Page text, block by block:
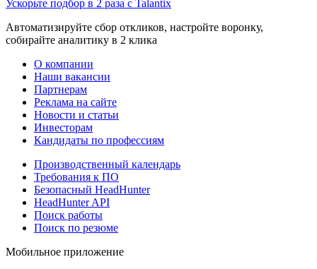
Ускорьте подбор в 2 раза с Talantix
Автоматизируйте сбор откликов, настройте воронку,
собирайте аналитику в 2 клика
О компании
Наши вакансии
Партнерам
Реклама на сайте
Новости и статьи
Инвесторам
Кандидаты по профессиям
Производственный календарь
Требования к ПО
Безопасный HeadHunter
HeadHunter API
Поиск работы
Поиск по резюме
Мобильное приложение